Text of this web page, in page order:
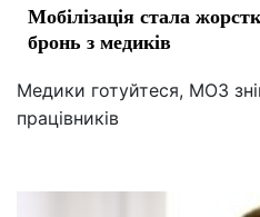
Мобілізація стала
бронь з медиків
Медики готуйтеся, МОЗ
працівників